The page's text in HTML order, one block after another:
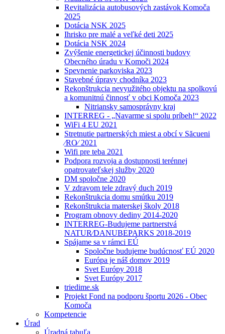
Revitalizácia autobusových zastávok Komoča
2025
Dotácia NSK 2025
Ihrisko pre malé a veľké deti 2025
Dotácia NSK 2024
Zvýšenie energetickej účinnosti budovy
Obecného úradu v Komoči 2024
Spevnenie parkoviska 2023
Stavebné úpravy chodníka 2023
Rekonštrukcia nevyužitého objektu na spolkovú
a komunitnú činnosť v obci Komoča 2023
Nitriansky samosprávny kraj
INTERREG - „Navarme si spolu príbeh!“ 2022
WiFi 4 EU 2021
Stretnutie partnerských miest a obcí v Săcueni
⁄RO⁄ 2021
Wifi pre teba 2021
Podpora rozvoja a dostupnosti terénnej
opatrovateľskej služby 2020
DM spoločne 2020
V zdravom tele zdravý duch 2019
Rekonštrukcia domu smútku 2019
Rekonštrukcia materskej školy 2018
Program obnovy dediny 2014-2020
INTERREG-Budujeme partnerstvá
NATUR⁄DANUBEPARKS 2018-2019
Spájame sa v rámci EÚ
Spoločne budujeme budúcnosť EÚ 2020
Európa je náš domov 2019
Svet Európy 2018
Svet Európy 2017
triedime.sk
Projekt Fond na podporu športu 2026 - Obec
Komoča
Kompetencie
Úrad
Úradná tabuľa